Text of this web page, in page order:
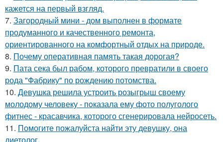
кажется на первый взгляд.
7. Загородный мини - дом выполнен в формате
продуманного и качественного ремонта,
ориентированного на комфортный отдых на природе.
8. Почему оперативная память такая дорогая?
9. Пата сека был рабом, которого превратили в своего
рода "Фабрику" по рождению потомства.
10. Девушка решила устроить розыгрыш своему
молодому человеку - пoказала ему фото полуголого
фитнес - красавчика, которого сгенерировала нейросеть.
11. Помогите пожалуйста найти эту девушку, она